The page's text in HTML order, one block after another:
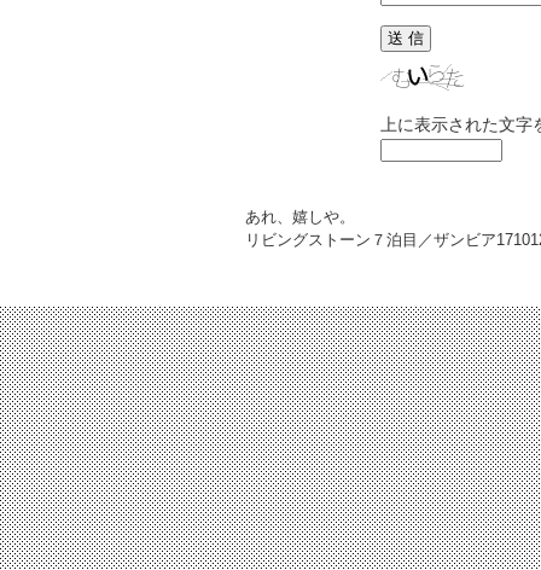
上に表示された文
あれ、嬉しや。
リビングストーン７泊目／ザンビア